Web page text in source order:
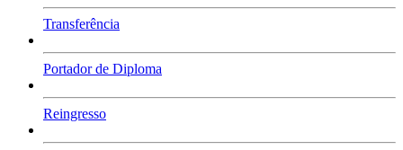
Transferência
Portador de Diploma
Reingresso